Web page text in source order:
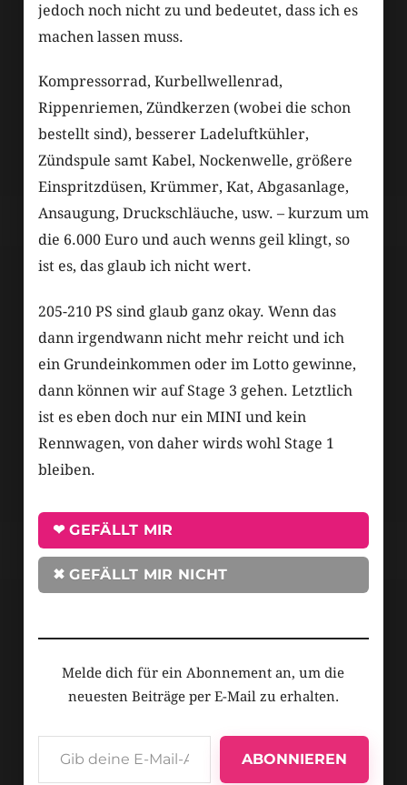
jedoch noch nicht zu und bedeutet, dass ich es
machen lassen muss.
Kompressorrad, Kurbellwellenrad,
Rippenriemen, Zündkerzen (wobei die schon
bestellt sind), besserer Ladeluftkühler,
Zündspule samt Kabel, Nockenwelle, größere
Einspritzdüsen, Krümmer, Kat, Abgasanlage,
Ansaugung, Druckschläuche, usw. – kurzum um
die 6.000 Euro und auch wenns geil klingt, so
ist es, das glaub ich nicht wert.
205-210 PS sind glaub ganz okay. Wenn das
dann irgendwann nicht mehr reicht und ich
ein Grundeinkommen oder im Lotto gewinne,
dann können wir auf Stage 3 gehen. Letztlich
ist es eben doch nur ein MINI und kein
Rennwagen, von daher wirds wohl Stage 1
bleiben.
❤ GEFÄLLT MIR
✖ GEFÄLLT MIR NICHT
Melde dich für ein Abonnement an, um die
neuesten Beiträge per E-Mail zu erhalten.
ABONNIEREN